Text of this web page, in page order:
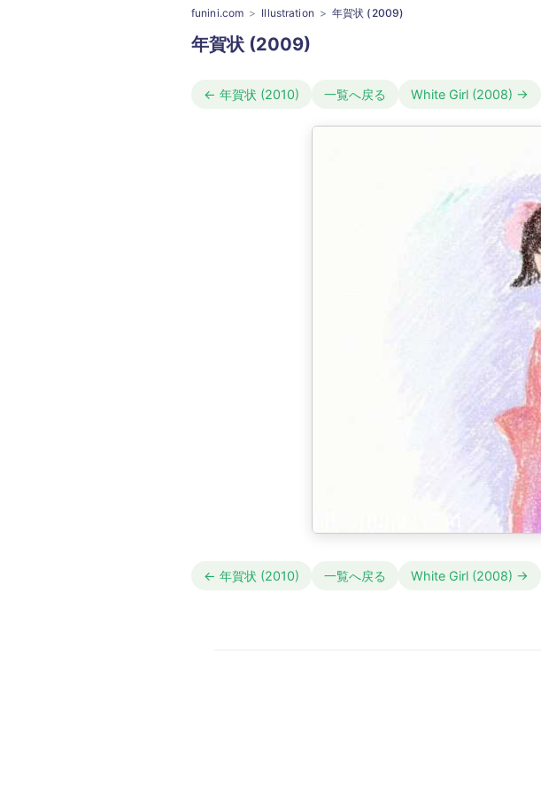
funini.com Illustration 年賀状 (2009)
年賀状 (2009)
← 年賀状 (2010) 一覧へ戻る White Girl (2008) →
← 年賀状 (2010) 一覧へ戻る White Girl (2008) →